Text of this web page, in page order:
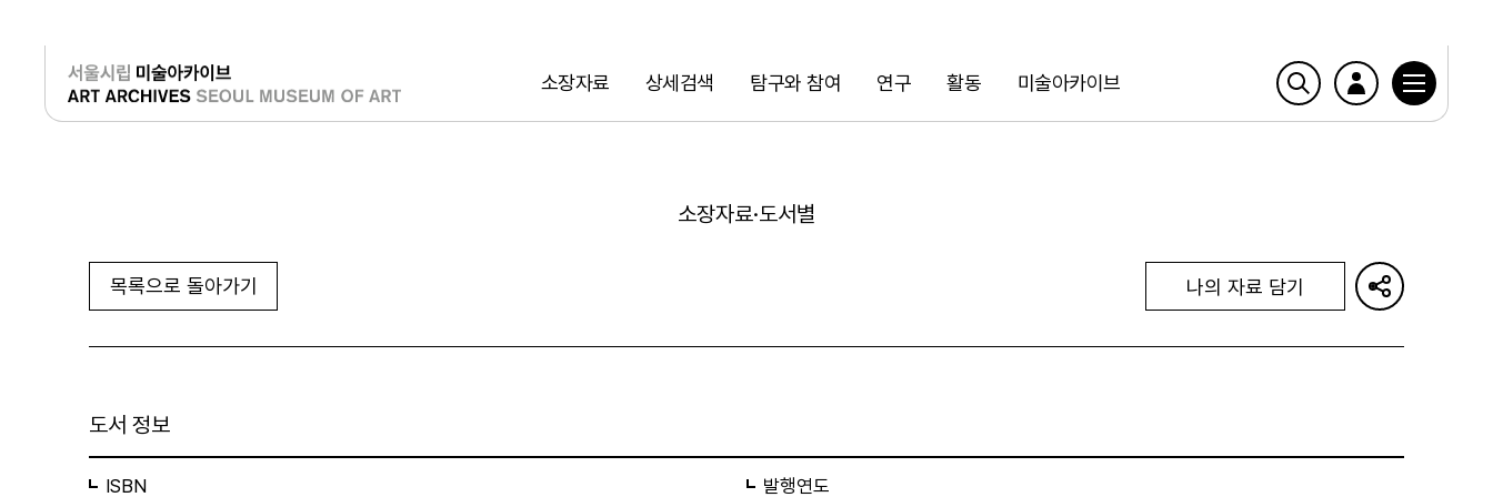
소장자료 상세검색 탐구와 참여 연구 활동 미술아카이브
검색
로그인
소장자료·도서별
목록으로 돌아가기 나의 자료 담기
도서 정보
ISBN 발행연도